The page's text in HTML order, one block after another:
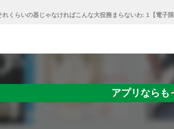
くらいの器じゃなければこんな大役務まらないわ: 1【電子限
アプリならも